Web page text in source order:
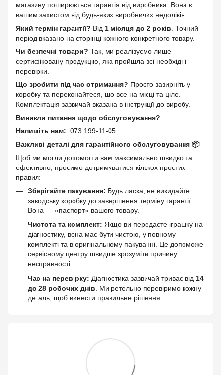
магазину поширюється гарантія від виробника. Вона є
вашим захистом від будь-яких виробничих недоліків.
Який термін гарантії? Від 1 місяця до 2 років . Точний
період вказано на сторінці кожного конкретного товару.
Чи безпечні товари? Так, ми реалізуємо лише
сертифіковану продукцію, яка пройшла всі необхідні
перевірки.
Що зробити під час отримання? Просто зазирніть у
коробку та переконайтеся, що все на місці та ціле.
Комплектація зазвичай вказана в інструкції до виробу.
Виникли питання щодо обслуговування?
Напишіть нам: 073 199-11-05
Важливі деталі для гарантійного обслуговування 📦
Щоб ми могли допомогти вам максимально швидко та
ефективно, просимо дотримуватися кількох простих
правил:
Зберігайте пакування: Будь ласка, не викидайте
заводську коробку до завершення терміну гарантії.
Вона — «паспорт» вашого товару.
Чистота та комплект: Якщо ви передаєте іграшку на
діагностику, вона має бути чистою, у повному
комплекті та в оригінальному пакуванні. Це допоможе
сервісному центру швидше зрозуміти причину
несправності.
Час на перевірку: Діагностика зазвичай триває від 14
до 28 робочих днів . Ми ретельно перевіримо кожну
деталь, щоб винести правильне рішення.